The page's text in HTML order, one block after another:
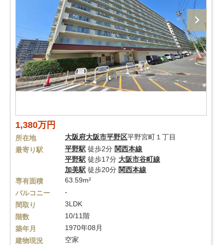
1,380万円
所在地 大阪府大阪市平野区平野宮町１丁目
最寄り駅
平野駅 徒歩2分 関西本線
平野駅 徒歩17分 大阪市谷町線
加美駅 徒歩20分 関西本線
専有面積
63.59m²
バルコニー
-
間取り
3LDK
階数
10/11階
築年月
1970年08月
建物現況
空家